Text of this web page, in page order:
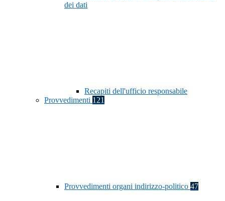
dei dati
Recapiti dell'ufficio responsabile
Provvedimenti 121
Provvedimenti organi indirizzo-politico 47